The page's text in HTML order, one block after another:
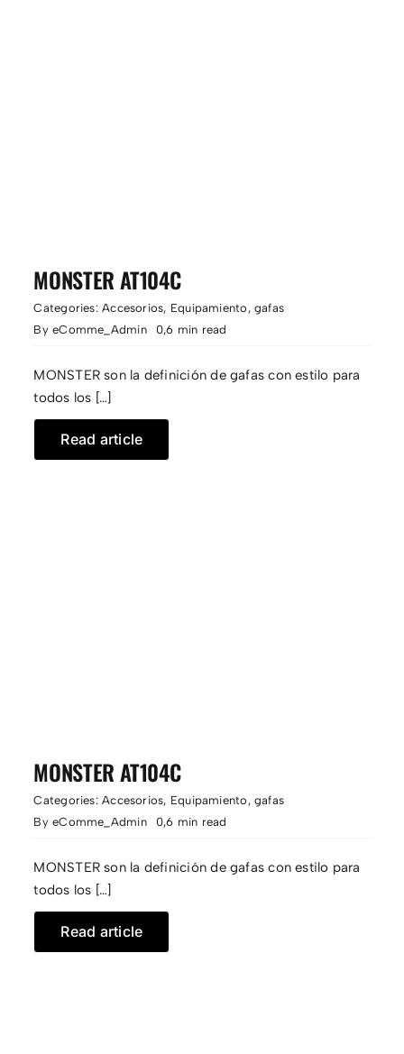
MONSTER AT104C
Categories:Accesorios, Equipamiento , gafas
ByeComme_Admin 0,6 min read
MONSTER son la definición de gafas con estilo para
todos los […]
Read article
MONSTER AT104C
Categories:Accesorios, Equipamiento , gafas
ByeComme_Admin 0,6 min read
MONSTER son la definición de gafas con estilo para
todos los […]
Read article